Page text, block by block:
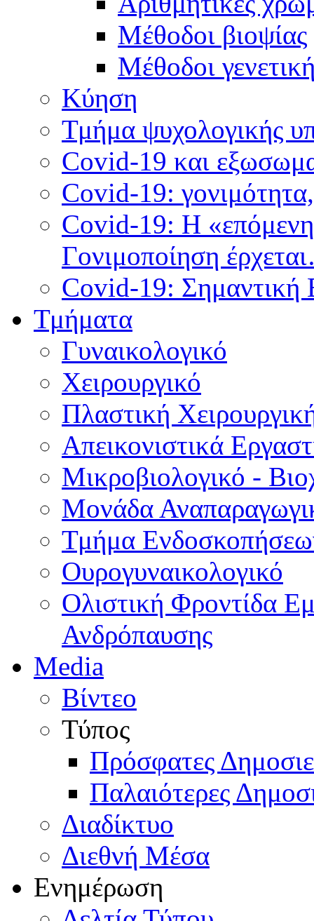
Μέθοδοι βιοψίας
Mέθοδοι
Κύηση
Τμήμα ψυχολογικής
Covid-19 και
Covid-19:
Covid-19: Η
Γονιμοποίηση
Covid-19: Σημαντική
Τμήματα
Γυναικολογικό
Χειρουργικό
Πλαστική
Απεικονιστικά
Μικροβιολογικό -
Μονάδα
Τμήμα
Ουρογυναικολογικό
Ολιστική Φροντίδα
Ανδρόπαυσης
Media
Βίντεο
Τύπος
Πρόσφατες
Παλαιότερες
Διαδίκτυο
Διεθνή Μέσα
Ενημέρωση